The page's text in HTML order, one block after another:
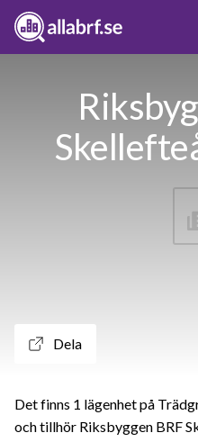
Dela
Det finns 1 lägenhet på
och tillhör Riksbyggen BRF